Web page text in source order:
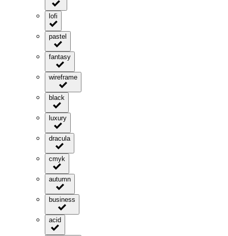
lofi
pastel
fantasy
wireframe
black
luxury
dracula
cmyk
autumn
business
acid